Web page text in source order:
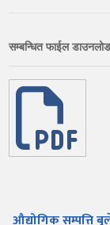
सम्बन्धित फाईल
औद्योगिक सम्पत्ति